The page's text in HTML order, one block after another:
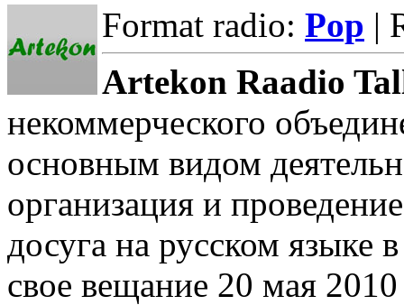
Format radio: Pop |
Artekon Raadio
некоммерческого
основным видом
организация и
досуга на русском языке
свое вещание 20 мая 2010